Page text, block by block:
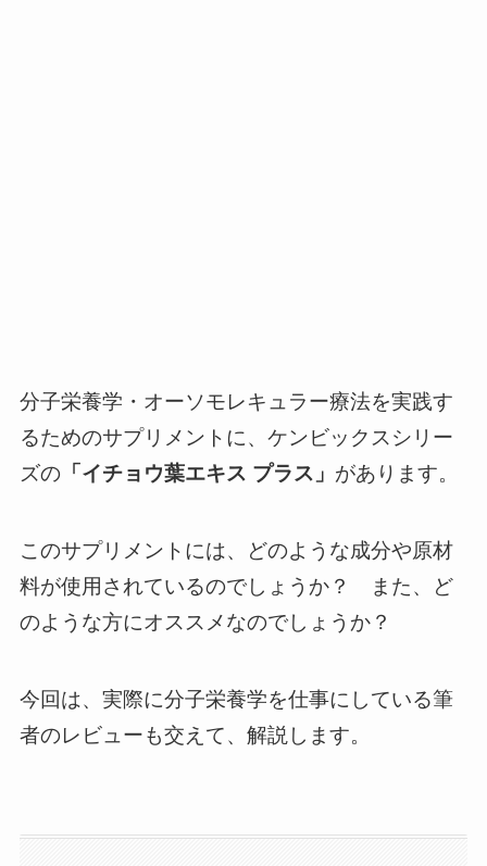
分子栄養学・オーソモレキュラー療法を実践す
るためのサプリメントに、ケンビックスシリー
ズの「イチョウ葉エキス プラス」 があります。
このサプリメントには、どのような成分や原材
料が使用されているのでしょうか？ また、ど
のような方にオススメなのでしょうか？
今回は、実際に分子栄養学を仕事にしている筆
者のレビューも交えて、解説します。